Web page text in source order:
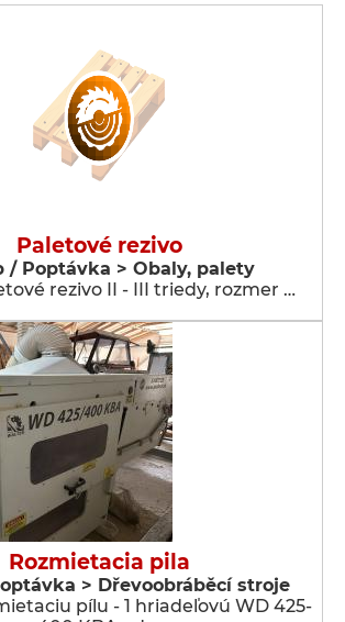
Paletové rezivo
/ Poptávka > Obaly, palety
rezivo II - III triedy, rozmer …
Rozmietacia pila
> Dřevoobráběcí stroje
pílu - 1 hriadeľovú WD 425-